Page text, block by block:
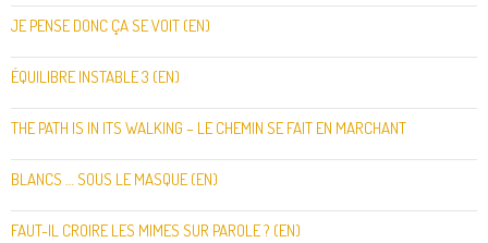
JE PENSE DONC ÇA SE VOIT (EN)
ÉQUILIBRE INSTABLE 3 (EN)
THE PATH IS IN ITS WALKING – LE CHEMIN SE FAIT EN MARCHANT
BLANCS … SOUS LE MASQUE (EN)
FAUT-IL CROIRE LES MIMES SUR PAROLE ? (EN)